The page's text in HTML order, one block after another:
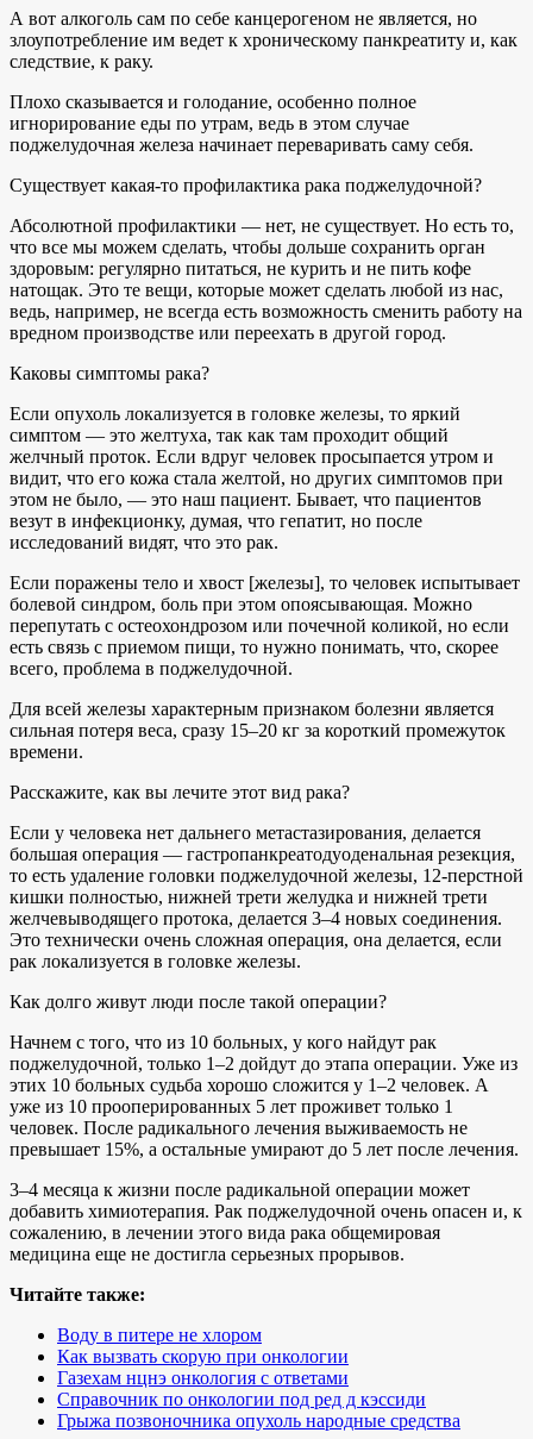
А вот алкоголь сам по себе канцерогеном не является, но
злоупотребление им ведет к хроническому панкреатиту и, как
следствие, к раку.
Плохо сказывается и голодание, особенно полное
игнорирование еды по утрам, ведь в этом случае
поджелудочная железа начинает переваривать саму себя.
Существует какая-то профилактика рака поджелудочной?
Абсолютной профилактики — нет, не существует. Но есть то,
что все мы можем сделать, чтобы дольше сохранить орган
здоровым: регулярно питаться, не курить и не пить кофе
натощак. Это те вещи, которые может сделать любой из нас,
ведь, например, не всегда есть возможность сменить работу на
вредном производстве или переехать в другой город.
Каковы симптомы рака?
Если опухоль локализуется в головке железы, то яркий
симптом — это желтуха, так как там проходит общий
желчный проток. Если вдруг человек просыпается утром и
видит, что его кожа стала желтой, но других симптомов при
этом не было, — это наш пациент. Бывает, что пациентов
везут в инфекционку, думая, что гепатит, но после
исследований видят, что это рак.
Если поражены тело и хвост [железы], то человек испытывает
болевой синдром, боль при этом опоясывающая. Можно
перепутать с остеохондрозом или почечной коликой, но если
есть связь с приемом пищи, то нужно понимать, что, скорее
всего, проблема в поджелудочной.
Для всей железы характерным признаком болезни является
сильная потеря веса, сразу 15–20 кг за короткий промежуток
времени.
Расскажите, как вы лечите этот вид рака?
Если у человека нет дальнего метастазирования, делается
большая операция — гастропанкреатодуоденальная резекция,
то есть удаление головки поджелудочной железы, 12-перстной
кишки полностью, нижней трети желудка и нижней трети
желчевыводящего протока, делается 3–4 новых соединения.
Это технически очень сложная операция, она делается, если
рак локализуется в головке железы.
Как долго живут люди после такой операции?
Начнем с того, что из 10 больных, у кого найдут рак
поджелудочной, только 1–2 дойдут до этапа операции. Уже из
этих 10 больных судьба хорошо сложится у 1–2 человек. А
уже из 10 прооперированных 5 лет проживет только 1
человек. После радикального лечения выживаемость не
превышает 15%, а остальные умирают до 5 лет после лечения.
3–4 месяца к жизни после радикальной операции может
добавить химиотерапия. Рак поджелудочной очень опасен и, к
сожалению, в лечении этого вида рака общемировая
медицина еще не достигла серьезных прорывов.
Читайте также:
Воду в питере не хлором
Как вызвать скорую при онкологии
Газехам нцнэ онкология с ответами
Справочник по онкологии под ред д кэссиди
Грыжа позвоночника опухоль народные средства